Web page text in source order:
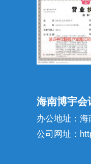
海南博宇会
办公地址：
公司网址：